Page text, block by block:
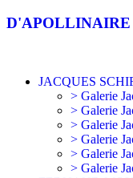
JACQUES
> Galerie
> Galerie
> Galerie
> Galerie
> Galerie
> Galerie